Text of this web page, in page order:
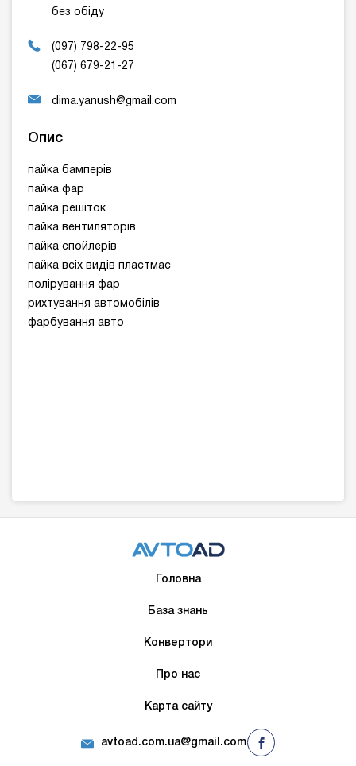
без обіду
(097) 798-22-95
(067) 679-21-27
dima.yanush@gmail.com
Опис
пайка бамперів
пайка фар
пайка решіток
пайка вентиляторів
пайка спойлерів
пайка всіх видів пластмас
полірування фар
рихтування автомобілів
фарбування авто
Головна
База знань
Конвертори
Про нас
Карта сайту
avtoad.com.ua@gmail.com